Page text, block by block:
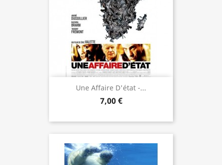
Une Affaire D'état -...
7,00 €